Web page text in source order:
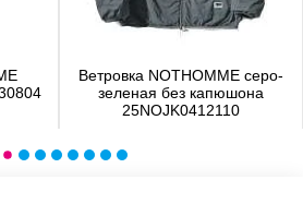
Ветровка NOTHOMME серо-
зеленая без капюшона
25NOJK0412110